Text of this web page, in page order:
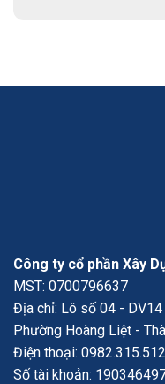
Công ty cổ phần Xây
MST: 0700796637
Địa chỉ: Lô số 04 -
Phường Hoàng Liệt -
Điện thoại: 0982.315.512
Số tài khoản: